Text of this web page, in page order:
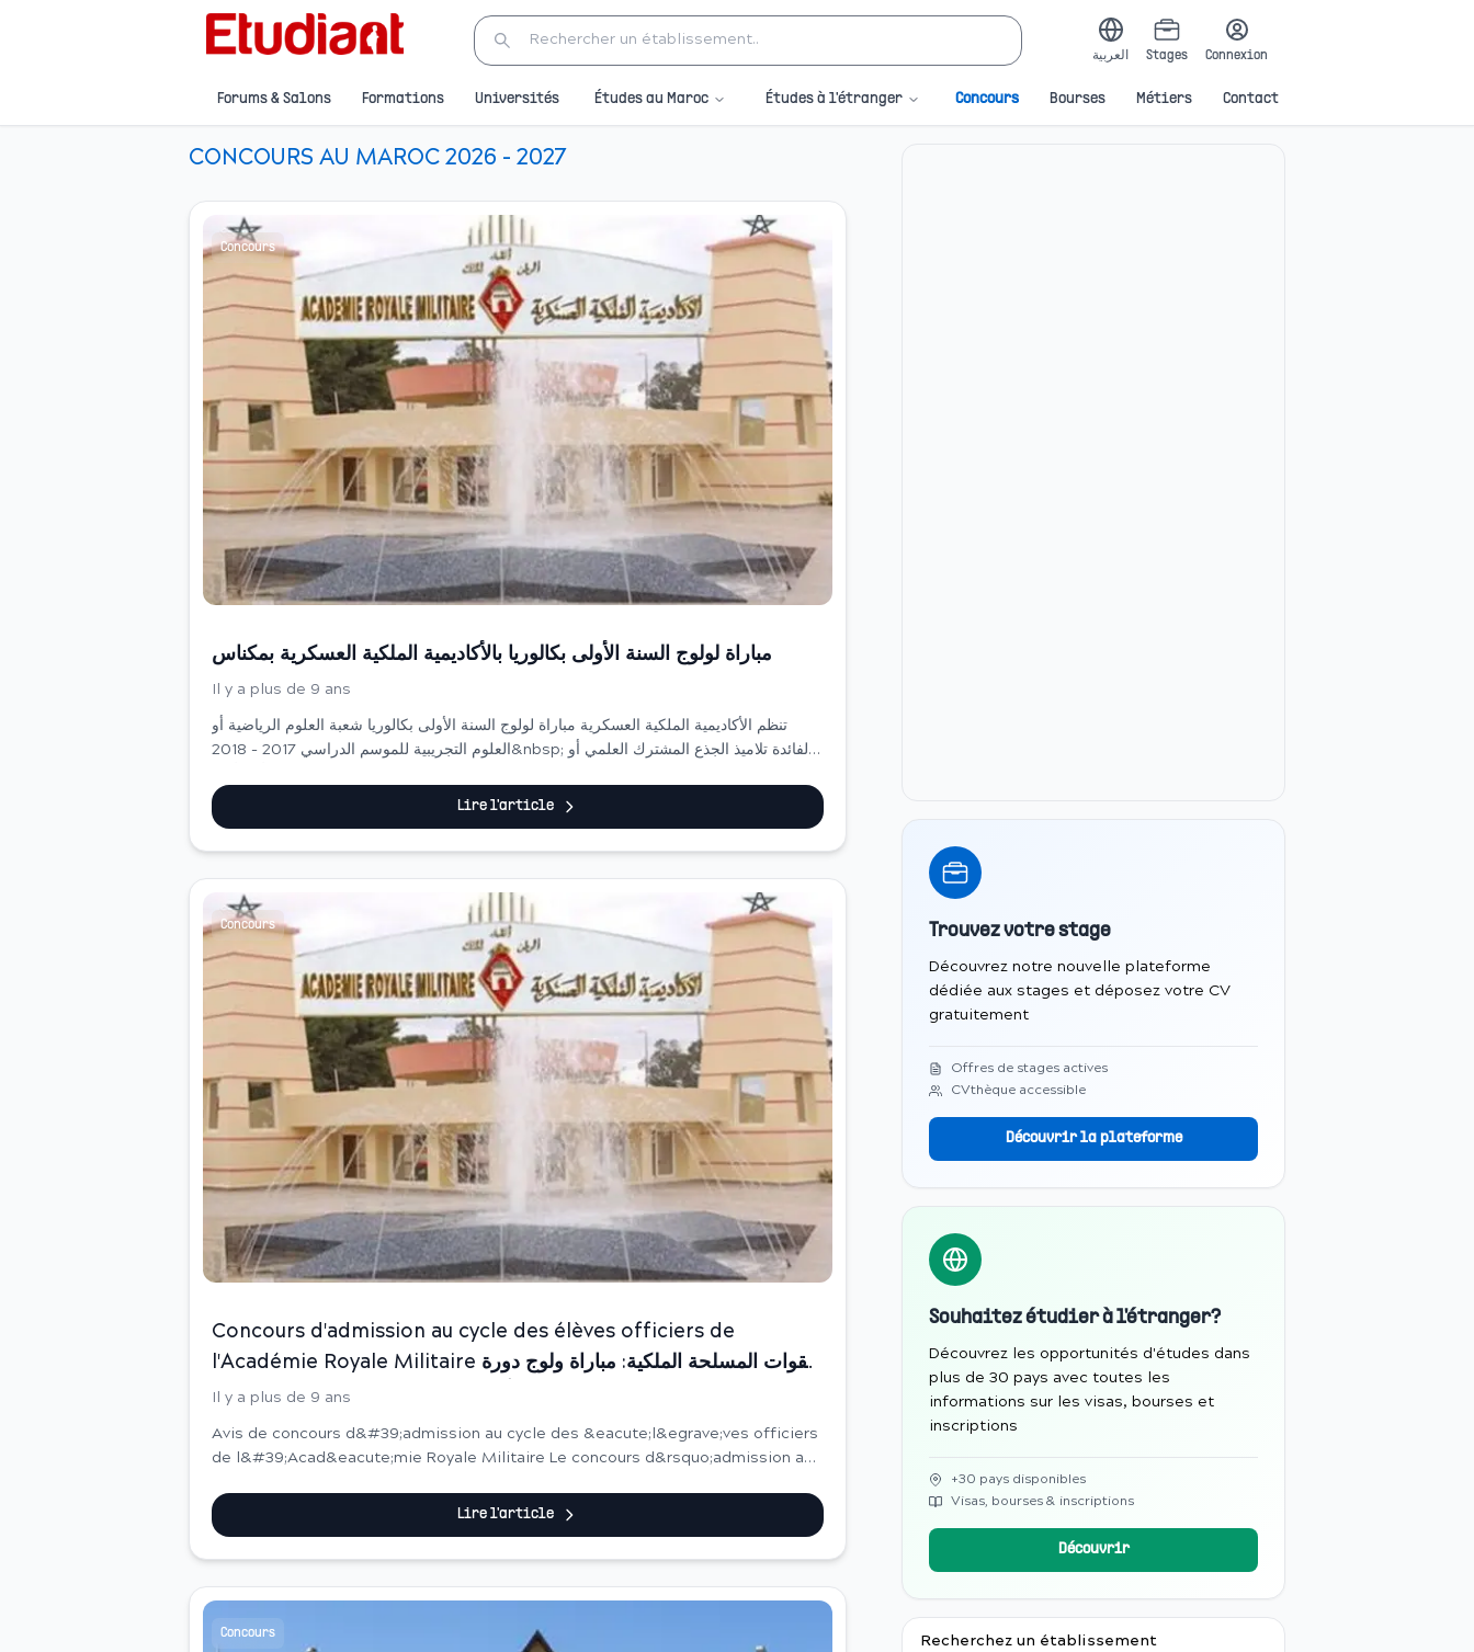
العربية Stages Connexion
Forums & Salons Formations Universités Études au Maroc Études à l'étranger Concours Bourses Métiers Contact
CONCOURS AU MAROC 2026 - 2027
Concours
مباراة لولوج السنة الأولى بكالوريا بالأكاديمية الملكية العسكرية بمكناس
Il y a plus de 9 ans
تنظم الأكاديمية الملكية العسكرية مباراة لولوج السنة الأولى بكالوريا شعبة العلوم الرياضية أو
العلوم التجريبية للموسم الدراسي 2017 - 2018&nbsp; لفائدة تلاميذ الجذع المشترك العلمي أو
Lire l'article
Concours
Concours d'admission au cycle des élèves officiers de
l'Académie Royale Militaire القوات المسلحة الملكية: مباراة ولوج دورة
Il y a plus de 9 ans
Avis de concours d&#39;admission au cycle des &eacute;l&egrave;ves officiers
de l&#39;Acad&eacute;mie Royale Militaire Le concours d&rsquo;admission au
Lire l'article
Concours
Trouvez votre stage
Découvrez notre nouvelle plateforme
dédiée aux stages et déposez votre CV
gratuitement
Offres de stages actives
CVthèque accessible
Découvrir la plateforme
Souhaitez étudier à l'étranger?
Découvrez les opportunités d'études dans
plus de 30 pays avec toutes les
informations sur les visas, bourses et
inscriptions
+30 pays disponibles
Visas, bourses & inscriptions
Découvrir
Recherchez un établissement